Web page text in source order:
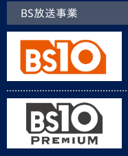
BS放送事業